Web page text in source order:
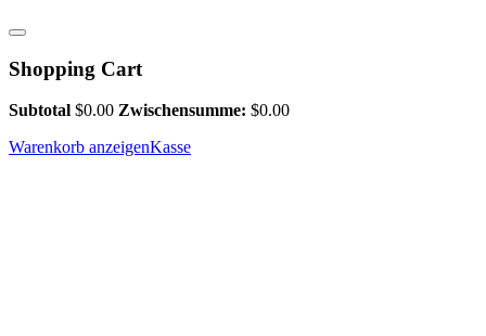
Shopping Cart
Subtotal $0.00 Zwischensumme: $0.00
Warenkorb anzeigenKasse